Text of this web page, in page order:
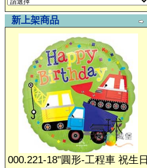
新上架商品
000.221-18"圓形-工程車 祝生日